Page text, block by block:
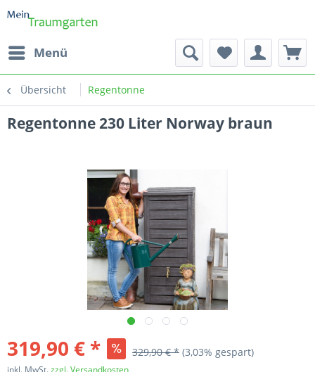
Menü
Übersicht Regentonne
Regentonne 230 Liter Norway braun
319,90 € * 329,90 € * (3,03% gespart)
inkl. MwSt.zzgl. Versandkosten